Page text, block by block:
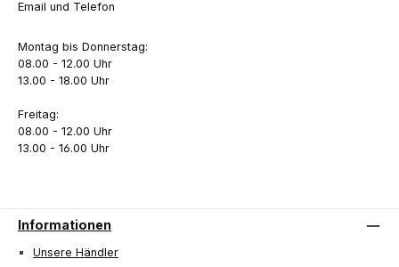
Email und Telefon
Montag bis Donnerstag:
08.00 - 12.00 Uhr
13.00 - 18.00 Uhr
Freitag:
08.00 - 12.00 Uhr
13.00 - 16.00 Uhr
Informationen
Unsere Händler